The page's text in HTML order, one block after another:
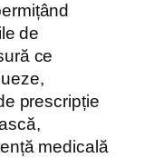
de
ce
prescripție
medicală